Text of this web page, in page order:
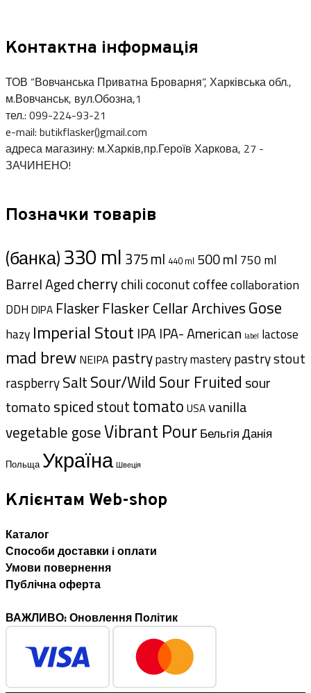
Контактна інформація
ТОВ “Вовчанська Приватна Броварня”, Харківська обл.,
м.Вовчанськ, вул.Обозна,1
тел.: 099-224-93-21
e-mail: butikflasker()gmail.com
адреса магазину: м.Харків,пр.Героїв Харкова, 27 -
ЗАЧИНЕНО!
Позначки товарів
(банка)330 ml 375 ml 440 ml 500 ml 750 ml
Barrel Agedcherrychilicoconutcoffeecollaboration
DDH DIPA FlaskerFlasker Cellar ArchivesGose
hazy Imperial Stout IPA IPA- American label lactose
mad brew NEIPA pastrypastry masterypastry stout
raspberrySaltSour/Wild Sour Fruited sour
tomatospicedstouttomato USAvanilla
vegetable goseVibrant PourБельгіяДанія
Польща Україна Швеція
Клієнтам Web-shop
Каталог
Способи доставки i оплати
Умови повернення
Публічна оферта
ВАЖЛИВО: Оновлення Політик